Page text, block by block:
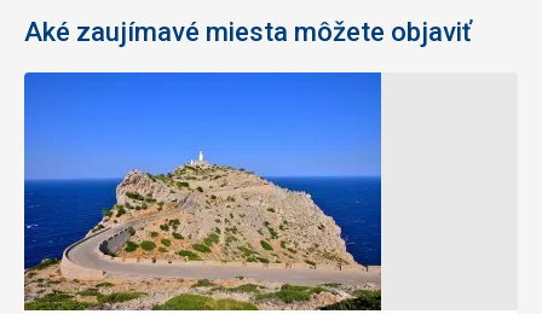
Aké zaujímavé miesta môžete objaviť
Capdepera
Toto
ihrisko
navrhol
slvávny,
Botanicactus
Ide
o
jednu
z